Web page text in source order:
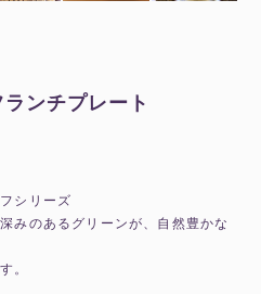
ンチプレート
シリーズ
みのあるグリーンが、自然豊かな
。